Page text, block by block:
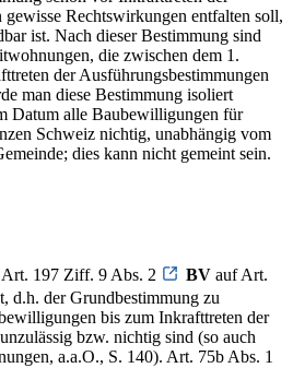
Rechtswirkungen entfalten soll,
ist. Nach dieser Bestimmung sind
die zwischen dem 1.
der Ausführungsbestimmungen
man diese Bestimmung isoliert
Datum alle Baubewilligungen für
Schweiz nichtig, unabhängig vom
dies kann nicht gemeint sein.
Art. 197 Ziff. 9 Abs. 2 BV auf Art.
d.h. der Grundbestimmung zu
bis zum Inkrafttreten der
bzw. nichtig sind (so auch
a.a.O., S. 140). Art. 75b Abs. 1